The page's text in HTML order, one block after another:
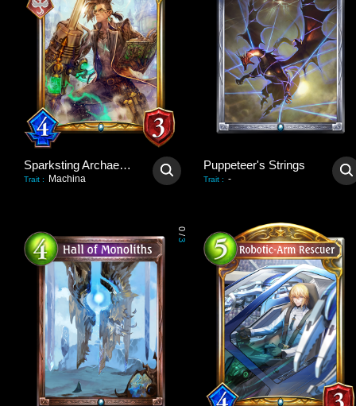
Sparksting Archaeologist
Trait : Machina
Puppeteer's Strings
Trait : -
0
/
3